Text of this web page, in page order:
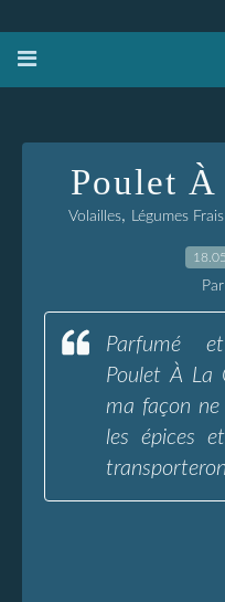
Poulet À
Volailles, Légumes
Parfumé
Poulet À La
ma façon ne
les épices